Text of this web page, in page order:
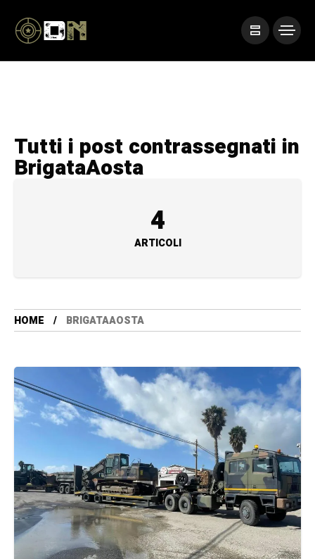
Tutti i post contrassegnati in
BrigataAosta
4
ARTICOLI
HOME BRIGATAAOSTA